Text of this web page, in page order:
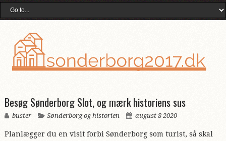
Besøg Sønderborg Slot, og mærk historiens sus
buster Sønderborg og historien august 8 2020
Planlægger du en visit forbi Sønderborg som turist, så skal